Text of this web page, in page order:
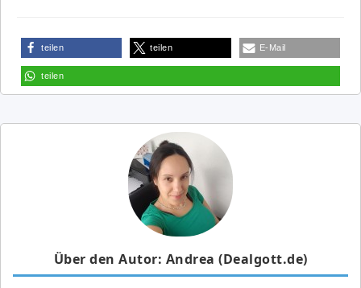
teilen teilen E-Mail
teilen
Über den Autor: Andrea (Dealgott.de)